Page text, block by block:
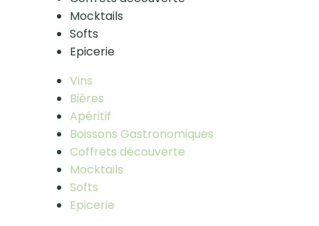
Mocktails
Softs
Epicerie
Vins
Bières
Apéritif
Boissons Gastronomiques
Coffrets découverte
Mocktails
Softs
Epicerie